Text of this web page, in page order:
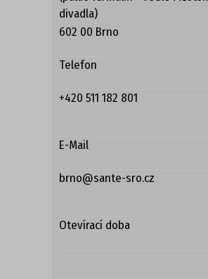
NADMĚRNÉ VELIKOSTI
PROFI OBUV
UNISEX
divadla)
602 00 Brno
Telefon
+420 511 182 801
E-Mail
brno@sante-sro.cz
Otevírací doba